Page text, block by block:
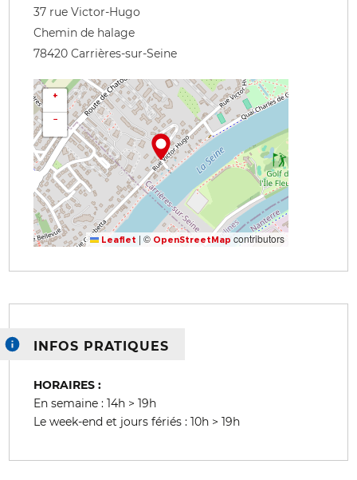
37 rue Victor-Hugo
Chemin de halage
78420 Carrières-sur-Seine
+
−
Leaflet | © OpenStreetMap contributors
INFOS PRATIQUES
HORAIRES :
En semaine : 14h > 19h
Le week-end et jours fériés : 10h > 19h